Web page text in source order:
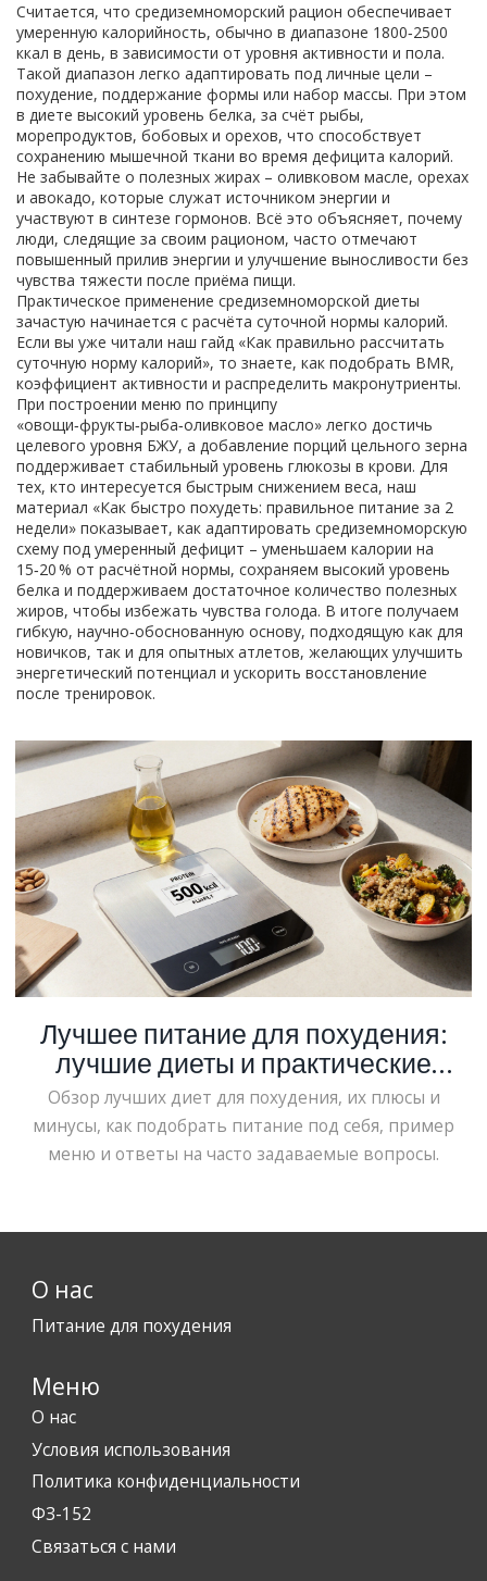
Считается, что средиземноморский рацион обеспечивает
умеренную калорийность, обычно в диапазоне 1800‑2500
ккал в день, в зависимости от уровня активности и пола.
Такой диапазон легко адаптировать под личные цели –
похудение, поддержание формы или набор массы. При этом
в диете высокий уровень белка, за счёт рыбы,
морепродуктов, бобовых и орехов, что способствует
сохранению мышечной ткани во время дефицита калорий.
Не забывайте о полезных жирах – оливковом масле, орехах
и авокадо, которые служат источником энергии и
участвуют в синтезе гормонов. Всё это объясняет, почему
люди, следящие за своим рационом, часто отмечают
повышенный прилив энергии и улучшение выносливости без
чувства тяжести после приёма пищи.
Практическое применение средиземноморской диеты
зачастую начинается с расчёта суточной нормы калорий.
Если вы уже читали наш гайд «Как правильно рассчитать
суточную норму калорий», то знаете, как подобрать BMR,
коэффициент активности и распределить макронутриенты.
При построении меню по принципу
«овощи‑фрукты‑рыба‑оливковое масло» легко достичь
целевого уровня БЖУ, а добавление порций цельного зерна
поддерживает стабильный уровень глюкозы в крови. Для
тех, кто интересуется быстрым снижением веса, наш
материал «Как быстро похудеть: правильное питание за 2
недели» показывает, как адаптировать средиземноморскую
схему под умеренный дефицит – уменьшаем калории на
15‑20 % от расчётной нормы, сохраняем высокий уровень
белка и поддерживаем достаточное количество полезных
жиров, чтобы избежать чувства голода. В итоге получаем
гибкую, научно‑обоснованную основу, подходящую как для
новичков, так и для опытных атлетов, желающих улучшить
энергетический потенциал и ускорить восстановление
после тренировок.
Лучшее питание для похудения:
лучшие диеты и практические
рекомендации
Обзор лучших диет для похудения, их плюсы и
минусы, как подобрать питание под себя, пример
меню и ответы на часто задаваемые вопросы.
О нас
Питание для похудения
Меню
О нас
Условия использования
Политика конфиденциальности
ФЗ-152
Связаться с нами